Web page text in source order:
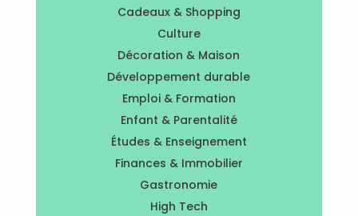
Cadeaux & Shopping
Culture
Décoration & Maison
Développement durable
Emploi & Formation
Enfant & Parentalité
Études & Enseignement
Finances & Immobilier
Gastronomie
High Tech